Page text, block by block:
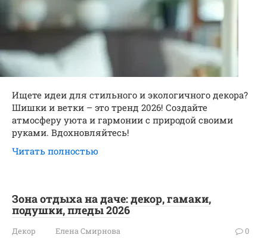
Ищете идеи для стильного и экологичного декора?
Шишки и ветки – это тренд 2026! Создайте
атмосферу уюта и гармонии с природой своими
руками. Вдохновляйтесь!
Читать полностью
Зона отдыха на даче: декор, гамаки,
подушки, пледы 2026
Декор Елена Смирнова 0